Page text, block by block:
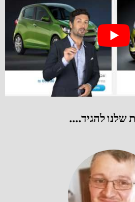
שלנו להגיד....